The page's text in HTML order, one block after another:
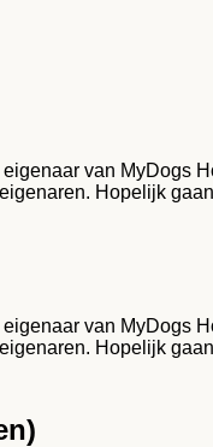
van MyDogs
Hopelijk
van MyDogs
Hopelijk